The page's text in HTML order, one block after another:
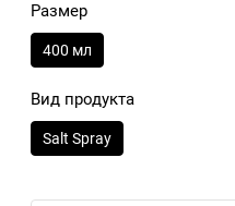
Размер
400 мл
Вид продукта
Salt Spray